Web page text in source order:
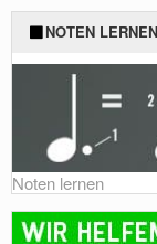
Was tun, wenn
antoniodiaz
NOTEN LERNEN
Noten lernen